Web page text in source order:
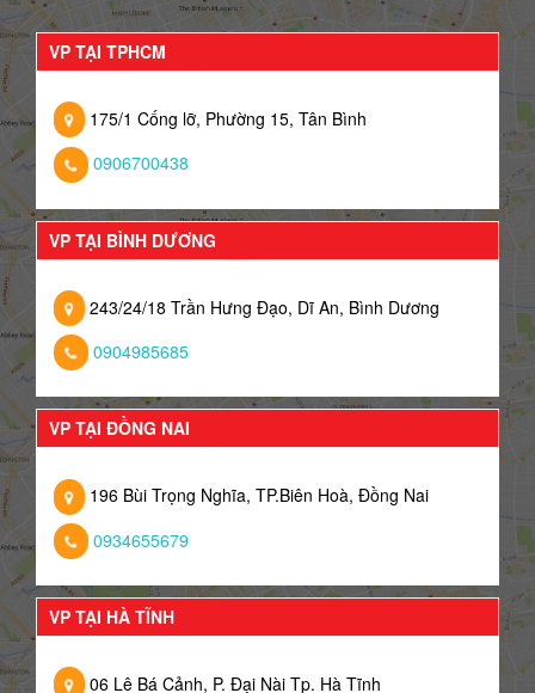
VP TẠI TPHCM
175/1 Cống lỡ, Phường 15, Tân Bình
0906700438
VP TẠI BÌNH DƯƠNG
243/24/18 Trần Hưng Đạo, Dĩ An, Bình Dương
0904985685
VP TẠI ĐỒNG NAI
196 Bùi Trọng Nghĩa, TP.Biên Hoà, Đồng Nai
0934655679
VP TẠI HÀ TĨNH
06 Lê Bá Cảnh, P. Đại Nài Tp. Hà Tĩnh